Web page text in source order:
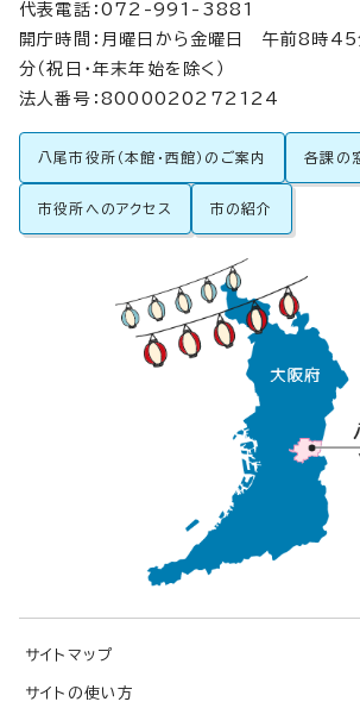
代表電話：072-991-3881
開庁時間：月曜日から金曜日 午前8時
分（祝日・年末年始を除く）
法人番号：8000020272124
八尾市役所（本館・西館）のご案内 各課の
市役所へのアクセス 市の紹介
サイトマップ
サイトの使い方